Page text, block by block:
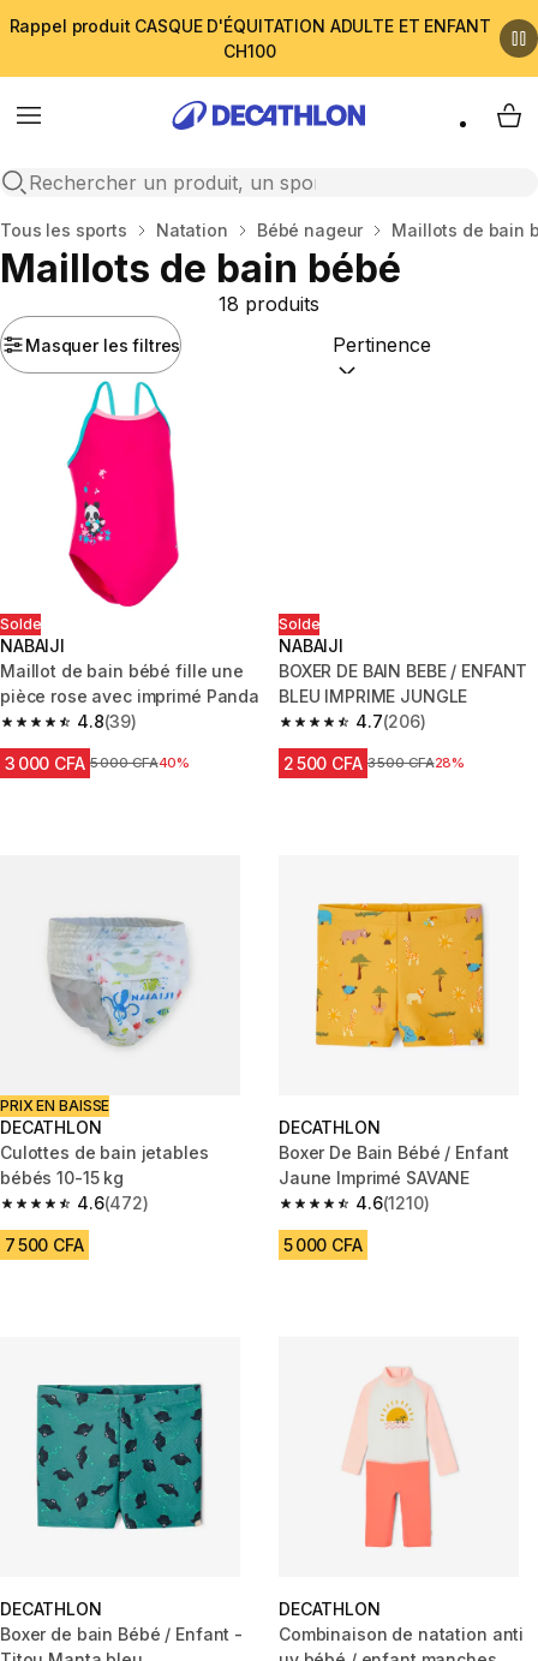
Rappel produit CASQUE D'ÉQUITATION ADULTE ET ENFANT
CH100
Menu
Open search
My
Accueil
Tous les sports Natation Bébé nageur Maillots de bain
Maillots de bain bébé
Masquer les filtres
18 produits
Trier par :(optional)
Solde
NABAIJI
Maillot de bain bébé fille une
pièce rose avec imprimé Panda
4.8
4.8 out of 5 stars from 39 reviews
(39)
3 000 CFA Prix avant réduction
5 000 CFA40%
Solde
NABAIJI
BOXER DE BAIN BEBE / ENFANT
BLEU IMPRIME JUNGLE
4.7
4.7 out of 5 stars from 206
(206)
2 500 CFA Prix avant réduction
3 500 CFA28%
PRIX EN BAISSE
DECATHLON
Culottes de bain jetables
bébés 10-15 kg
4.6
4.6 out of 5 stars from 472 reviews
(472)
7 500 CFA
DECATHLON
Boxer De Bain Bébé / Enfant
Jaune Imprimé SAVANE
4.6
4.6 out of 5 stars from 1210
(1210)
5 000 CFA
DECATHLON
Boxer de bain Bébé / Enfant -
DECATHLON
Combinaison de natation anti